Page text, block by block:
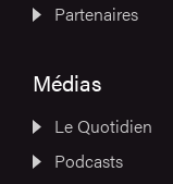
Partenaires
Médias
Le Quotidien
Podcasts